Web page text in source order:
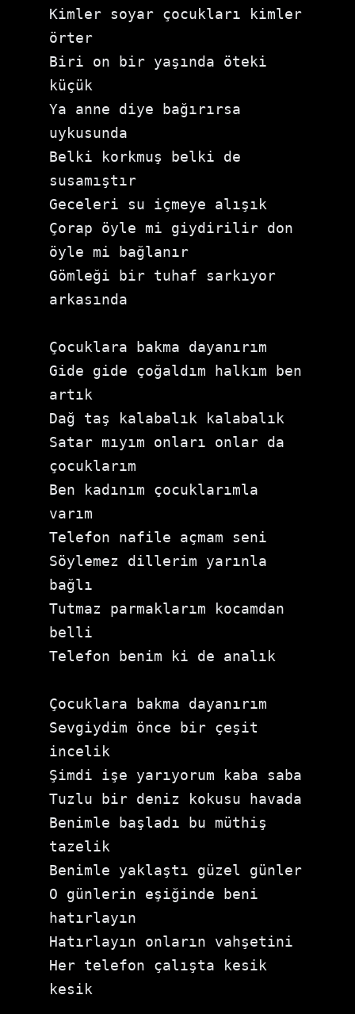
Kimler soyar çocukları kimler
örter
Biri on bir yaşında öteki
küçük
Ya anne diye bağırırsa
uykusunda
Belki korkmuş belki de
susamıştır
Geceleri su içmeye alışık
Çorap öyle mi giydirilir don
öyle mi bağlanır
Gömleği bir tuhaf sarkıyor
arkasında
Çocuklara bakma dayanırım
Gide gide çoğaldım halkım ben
artık
Dağ taş kalabalık kalabalık
Satar mıyım onları onlar da
çocuklarım
Ben kadınım çocuklarımla
varım
Telefon nafile açmam seni
Söylemez dillerim yarınla
bağlı
Tutmaz parmaklarım kocamdan
belli
Telefon benim ki de analık
Çocuklara bakma dayanırım
Sevgiydim önce bir çeşit
incelik
Benimle başladı bu müthiş
tazelik
O günlerin eşiğinde beni
hatırlayın
Hatırlayın onların vahşetini
Her telefon çalışta kesik
kesik